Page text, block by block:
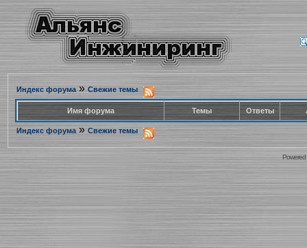
Индекс форума» Свежие темы
Имя форума Темы Ответы
Индекс форума » Свежие темы